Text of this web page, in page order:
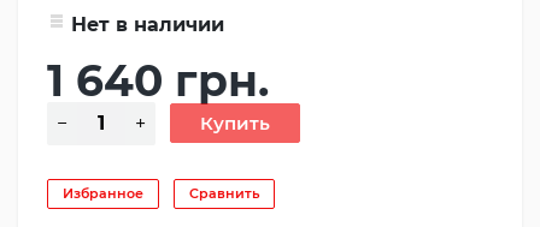
Нет в наличии
1 640 грн.
Избранное Сравнить